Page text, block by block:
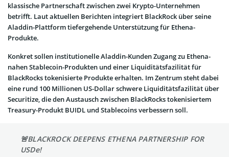
klassische Partnerschaft zwischen zwei Krypto-Unternehmen
betrifft. Laut aktuellen Berichten integriert BlackRock über seine
Aladdin-Plattform tiefergehende Unterstützung für Ethena-
Produkte.
Konkret sollen institutionelle Aladdin-Kunden Zugang zu Ethena-
nahen Stablecoin-Produkten und einer Liquiditätsfazilität für
BlackRocks tokenisierte Produkte erhalten. Im Zentrum steht dabei
eine rund 100 Millionen US-Dollar schwere Liquiditätsfazilität über
Securitize, die den Austausch zwischen BlackRocks tokenisiertem
Treasury-Produkt BUIDL und Stablecoins verbessern soll.
🚨BLACKROCK DEEPENS ETHENA PARTNERSHIP FOR
USDe!